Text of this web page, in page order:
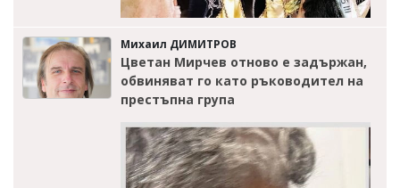
Михаил ДИМИТРОВ
Цветан Мирчев отново е задържан,
обвиняват го като ръководител на
престъпна група